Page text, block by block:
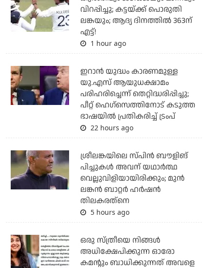
വിറപ്പിച്ചു; കട്ടയ്ക്ക് പൊരുതി
ലങ്കയും; ആദ്യ ദിനത്തില്‍ 363ന്
എട്ട്!
1 hour ago
ഇറാന്‍ യുദ്ധം കാരണമുള്ള
യു.എസ് ആയുധക്ഷാമം
പരിഹരിച്ചെന്ന് തെറ്റിദ്ധരിപ്പിച്ചു;
പീറ്റ് ഹെഗ്‌സെത്തിനോട് കടുത്ത
ഭാഷയില്‍ പ്രതികരിച്ച് ട്രംപ്
22 hours ago
ശ്രീലങ്കയിലെ സ്പിന്‍ ബൗളിങ്
പിച്ചുകള്‍ അവന് യഥാര്‍ത്ഥ
വെല്ലുവിളിയായിരിക്കും; മുന്‍
ലങ്കന്‍ ബാറ്റര്‍ ഹര്‍ഷന്‍
തിലകരത്‌നെ
5 hours ago
ഒരു സ്ത്രീയെ നിങ്ങള്‍
അധിക്ഷേപിക്കുന്ന ഓരോ
കമന്റും ബാധിക്കുന്നത് അവളെ